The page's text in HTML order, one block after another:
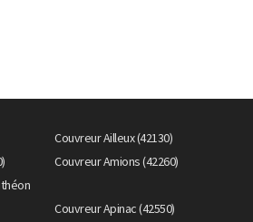
Couvreur Ailleux (42130)
Couvreur Amions (42260)
Couvreur Apinac (42550)